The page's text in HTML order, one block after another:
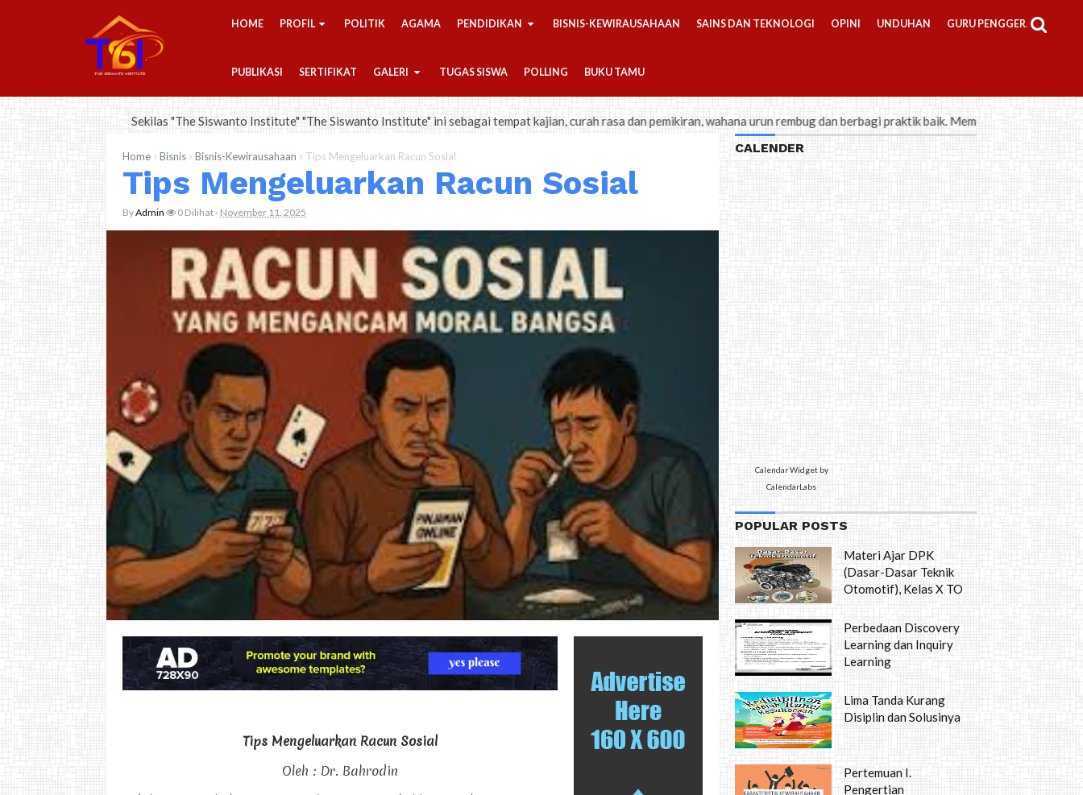
HOME PROFIL POLITIK AGAMA PENDIDIKAN BISNIS-KEWIRAUSAHAAN SAINS DAN TEKNOLOGI OPINI UNDUHAN GURU PENGGERAK
PUBLIKASI SERTIFIKAT GALERI TUGAS SISWA POLLING BUKU TAMU
Sekilas "The Siswanto Institute" "The Siswanto Institute" ini sebagai tempat kajian, curah rasa dan pemikiran, wahana urun rembug dan berbagi praktik baik. Memuat isue strategis aktual dan
Home › Bisnis › Bisnis-Kewirausahaan › Tips Mengeluarkan Racun Sosial
Tips Mengeluarkan Racun Sosial
ByAdmin 0 Dilihat- November 11, 2025
Tips Mengeluarkan Racun Sosial
Oleh : Dr. Bahrodin
CALENDER
Calendar Widget by
CalendarLabs
POPULAR POSTS
Materi Ajar DPK
(Dasar-Dasar Teknik
Otomotif), Kelas X TO
Perbedaan Discovery
Learning dan Inquiry
Learning
Lima Tanda Kurang
Disiplin dan Solusinya
Pertemuan I.
Pengertian